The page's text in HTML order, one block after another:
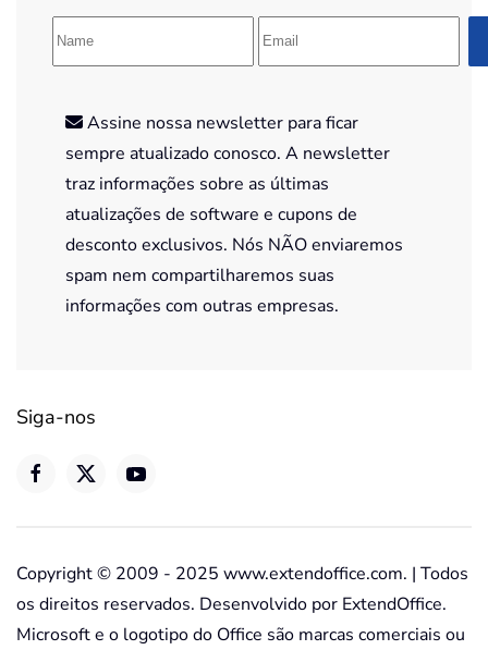
Assine nossa newsletter para ficar
sempre atualizado conosco. A newsletter
traz informações sobre as últimas
atualizações de software e cupons de
desconto exclusivos. Nós NÃO enviaremos
spam nem compartilharemos suas
informações com outras empresas.
Siga-nos
Copyright © 2009 - 2025 www.extendoffice.com. | Todos
os direitos reservados. Desenvolvido por ExtendOffice.
Microsoft e o logotipo do Office são marcas comerciais ou